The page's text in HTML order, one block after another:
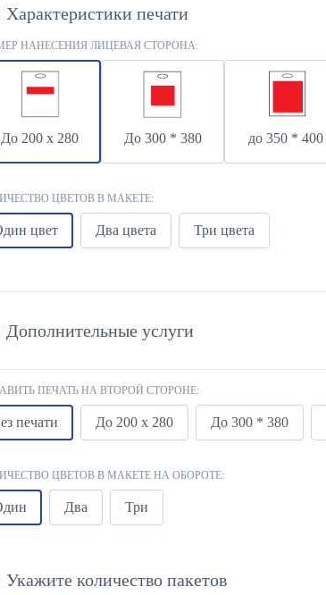
Характеристики печати
НАНЕСЕНИЯ ЛИЦЕВАЯ СТОРОНА:
До 200 х 280 До 300 * 380 до 350 * 400
ЦВЕТОВ В МАКЕТЕ:
цвет Два цвета Три цвета
Дополнительные услуги
ПЕЧАТЬ НА ВТОРОЙ СТОРОНЕ:
печати До 200 х 280 До 300 * 380
ЦВЕТОВ В МАКЕТЕ НА ОБОРОТЕ:
Два Три
Укажите количество пакетов